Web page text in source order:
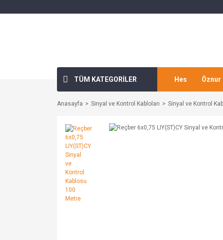
TÜM KATEGORİLER Hes Öznur
Anasayfa Sinyal ve Kontrol Kabloları Sinyal ve Kontrol